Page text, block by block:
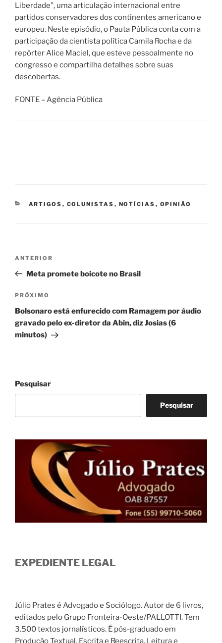
Liberdade”, uma articulação internacional entre
partidos conservadores dos continentes americano e
europeu. Neste episódio, o Pauta Pública conta com a
participação da cientista política Camila Rocha e da
repórter Alice Maciel, que esteve pessoalmente no
congresso e compartilha detalhes sobre suas
descobertas.
FONTE – Agência Pública
CATEGORIAS
ARTIGOS , COLUNISTAS , NOTÍCIAS , OPINIÃO
Post
Post
anterior
ANTERIOR
Meta promete boicote no Brasil
Próximo
post
PRÓXIMO
Bolsonaro está enfurecido com Ramagem por áudio
gravado pelo ex-diretor da Abin, diz Josias (6
minutos)
Pesquisar
Pesquisar
EXPEDIENTE LEGAL
Júlio Prates é Advogado e Sociólogo. Autor de 6 livros,
editados pelo Grupo Fronteira-Oeste/PALLOTTI. Tem
3.500 textos jornalísticos. É pós-graduado em
Produção Textual, Escrita e Reescrita, Leitura e